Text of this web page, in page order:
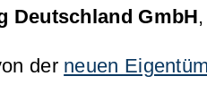
Deutschland GmbH
der neuen